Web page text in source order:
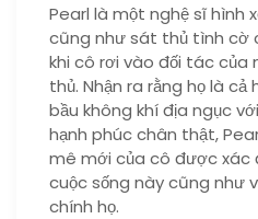
Pearl là một nghệ sĩ hình
cũng như sát thủ tình cờ
khi cô rơi vào đối tác của
thủ. Nhận ra rằng họ là
bầu không khí địa ngục
hạnh phúc chân thật,
mê mới của cô được xác
cuộc sống này cũng như
chính họ.